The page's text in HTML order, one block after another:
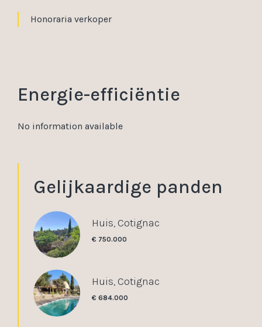
Honoraria verkoper
Energie-efficiëntie
No information available
Gelijkaardige panden
Huis, Cotignac
€ 750.000
Huis, Cotignac
€ 684.000